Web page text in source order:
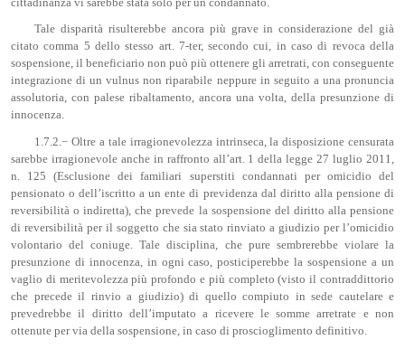
cittadinanza vi sarebbe stata solo per un condannato.
Tale disparità risulterebbe ancora più grave in considerazione del già
citato comma 5 dello stesso art. 7-ter, secondo cui, in caso di revoca della
sospensione, il beneficiario non può più ottenere gli arretrati, con conseguente
integrazione di un vulnus non riparabile neppure in seguito a una pronuncia
assolutoria, con palese ribaltamento, ancora una volta, della presunzione di
innocenza.
1.7.2.− Oltre a tale irragionevolezza intrinseca, la disposizione censurata
sarebbe irragionevole anche in raffronto all’art. 1 della legge 27 luglio 2011,
n. 125 (Esclusione dei familiari superstiti condannati per omicidio del
pensionato o dell’iscritto a un ente di previdenza dal diritto alla pensione di
reversibilità o indiretta), che prevede la sospensione del diritto alla pensione
di reversibilità per il soggetto che sia stato rinviato a giudizio per l’omicidio
volontario del coniuge. Tale disciplina, che pure sembrerebbe violare la
presunzione di innocenza, in ogni caso, posticiperebbe la sospensione a un
vaglio di meritevolezza più profondo e più completo (visto il contraddittorio
che precede il rinvio a giudizio) di quello compiuto in sede cautelare e
prevedrebbe il diritto dell’imputato a ricevere le somme arretrate e non
ottenute per via della sospensione, in caso di proscioglimento definitivo.